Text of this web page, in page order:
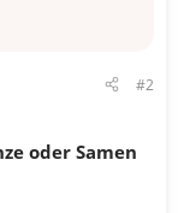
#2
oder Samen